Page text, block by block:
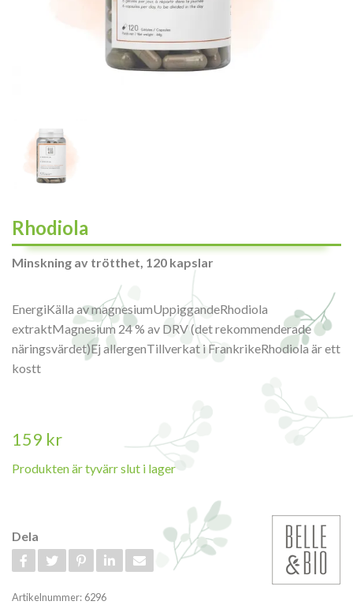
Rhodiola
Minskning av trötthet, 120 kapslar
EnergiKälla av magnesiumUppiggandeRhodiola
extraktMagnesium 24 % av DRV (det rekommenderade
näringsvärdet)Ej allergenTillverkat i FrankrikeRhodiola är ett
kostt
159 kr
Produkten är tyvärr slut i lager
Dela
Artikelnummer: 6296